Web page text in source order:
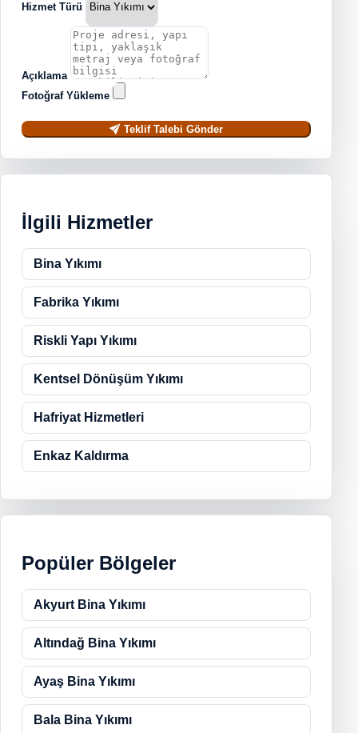
Hizmet Türü
Açıklama
Fotoğraf Yükleme
Teklif Talebi Gönder
İlgili Hizmetler
Bina Yıkımı
Fabrika Yıkımı
Riskli Yapı Yıkımı
Kentsel Dönüşüm Yıkımı
Hafriyat Hizmetleri
Enkaz Kaldırma
Popüler Bölgeler
Akyurt Bina Yıkımı
Altındağ Bina Yıkımı
Ayaş Bina Yıkımı
Bala Bina Yıkımı